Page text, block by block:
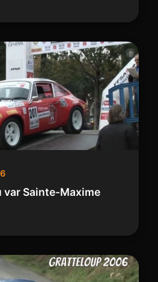
var Sainte-Maxime